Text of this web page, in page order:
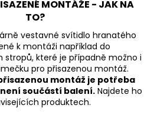
MONTÁŽE - JAK NA
TO?
vestavné svítidlo hranatého
k montáži například do
stropů, které je případně možno i
pro přisazenou montáž.
montáž je potřeba
není součástí balení.Najdete ho
produktech.